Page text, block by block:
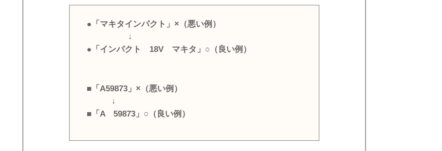
●「マキタインパクト」×（悪い例）
↓
●「インパクト 18V マキタ」○（良い例）
■「A59873」×（悪い例）
↓
■「A 59873」○（良い例）